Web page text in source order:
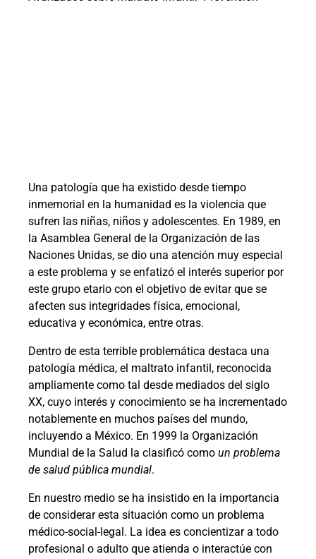
Una patología que ha existido desde tiempo
inmemorial en la humanidad es la violencia que
sufren las niñas, niños y adolescentes. En 1989, en
la Asamblea General de la Organización de las
Naciones Unidas, se dio una atención muy especial
a este problema y se enfatizó el interés superior por
este grupo etario con el objetivo de evitar que se
afecten sus integridades física, emocional,
educativa y económica, entre otras.
Dentro de esta terrible problemática destaca una
patología médica, el maltrato infantil, reconocida
ampliamente como tal desde mediados del siglo
XX, cuyo interés y conocimiento se ha incrementado
notablemente en muchos países del mundo,
incluyendo a México. En 1999 la Organización
Mundial de la Salud la clasificó como un problema
de salud pública mundial.
En nuestro medio se ha insistido en la importancia
de considerar esta situación como un problema
médico-social-legal. La idea es concientizar a todo
profesional o adulto que atienda o interactúe con